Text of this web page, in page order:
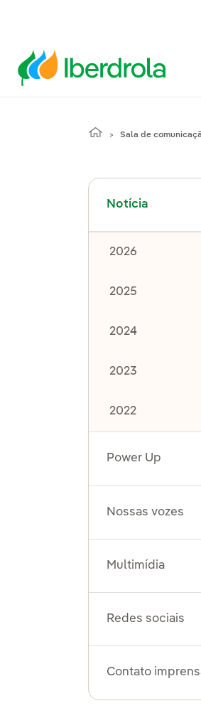
Sala de
Notícia
2026
2025
2024
2023
2022
Power Up
Nossas vozes
Multimídia
Redes sociais
Contato